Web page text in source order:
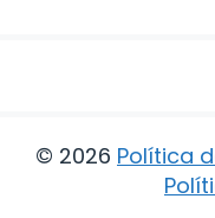
© 2026 Política